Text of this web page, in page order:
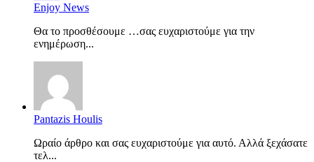
Enjoy News
Θα το προσθέσουμε …σας ευχαριστούμε για την
ενημέρωση...
Pantazis Houlis
Ωραίο άρθρο και σας ευχαριστούμε για αυτό. Αλλά ξεχάσατε
τελ...